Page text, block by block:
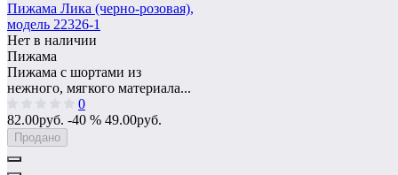
Пижама Лика (черно-розовая),
модель 22326-1
Нет в наличии
Пижама
Пижама с шортами из
нежного, мягкого материала...
0
82.00руб. -40 % 49.00руб.
Продано